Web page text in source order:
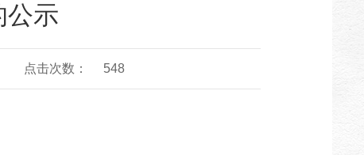
公示
点击次数： 548